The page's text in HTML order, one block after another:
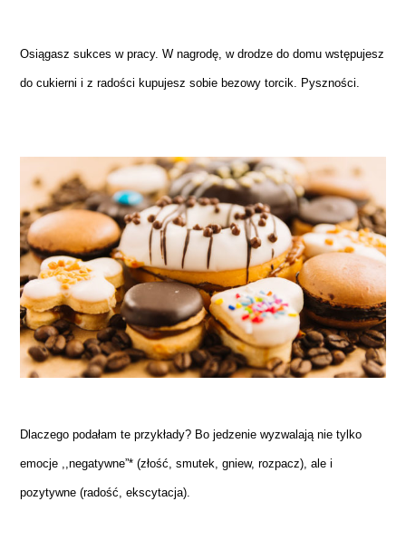
Osiągasz sukces w pracy. W nagrodę, w drodze do domu wstępujesz
do cukierni i z radości kupujesz sobie bezowy torcik. Pyszności.
Dlaczego podałam te przykłady? Bo jedzenie wyzwalają nie tylko
emocje ,,negatywne”* (złość, smutek, gniew, rozpacz), ale i
pozytywne (radość, ekscytacja).